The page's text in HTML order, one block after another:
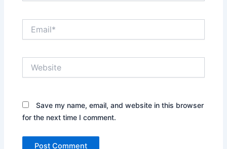
Save my name, email, and website in this browser
for the next time I comment.